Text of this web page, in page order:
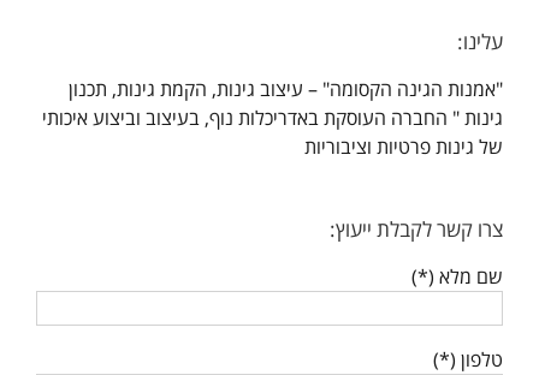
עלינו:
"אמנות הגינה הקסומה" – עיצוב גינות, הקמת גינות, תכנון
גינות " החברה העוסקת באדריכלות נוף, בעיצוב וביצוע איכותי
של גינות פרטיות וציבוריות
צרו קשר לקבלת ייעוץ:
שם מלא (*)
טלפון (*)